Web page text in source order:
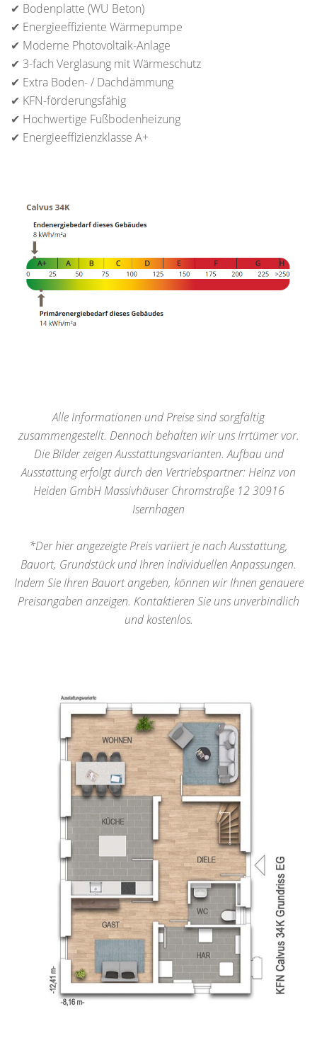
✔ Bodenplatte (WU Beton)
✔ Energieeffiziente Wärmepumpe
✔ Moderne Photovoltaik-Anlage
✔ 3-fach Verglasung mit Wärmeschutz
✔ Extra Boden- / Dachdämmung
✔ KFN-förderungsfähig
✔ Hochwertige Fußbodenheizung
✔ Energieeffizienzklasse A+
Alle Informationen und Preise sind sorgfältig
zusammengestellt. Dennoch behalten wir uns Irrtümer vor.
Die Bilder zeigen Ausstattungsvarianten. Aufbau und
Ausstattung erfolgt durch den Vertriebspartner: Heinz von
Heiden GmbH Massivhäuser Chromstraße 12 30916
Isernhagen
*Der hier angezeigte Preis variiert je nach Ausstattung,
Bauort, Grundstück und Ihren individuellen Anpassungen.
Indem Sie Ihren Bauort angeben, können wir Ihnen genauere
Preisangaben anzeigen. Kontaktieren Sie uns unverbindlich
und kostenlos.